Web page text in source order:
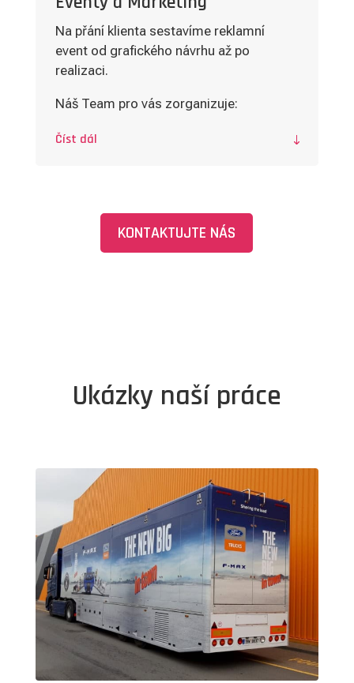
Na přání klienta sestavíme reklamní
event od grafického návrhu až po
realizaci.
Náš Team pro vás zorganizuje:
Číst dál
KONTAKTUJTE NÁS
Ukázky naší práce